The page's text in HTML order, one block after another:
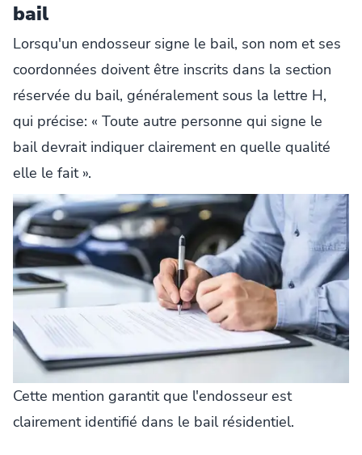
bail
Lorsqu'un endosseur signe le bail, son nom et ses
coordonnées doivent être inscrits dans la section
réservée du bail, généralement sous la lettre H,
qui précise: « Toute autre personne qui signe le
bail devrait indiquer clairement en quelle qualité
elle le fait ».
Cette mention garantit que l'endosseur est
clairement identifié dans le bail résidentiel.